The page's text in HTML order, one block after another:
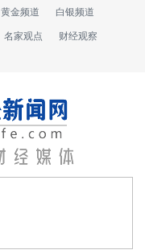
黄金频道 白银频道
名家观点 财经观察